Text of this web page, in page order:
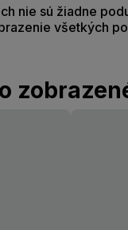
nie sú žiadne
všetkých